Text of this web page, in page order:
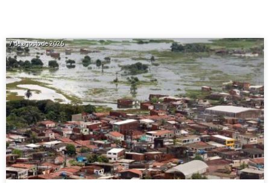
7 de agosto de 2026